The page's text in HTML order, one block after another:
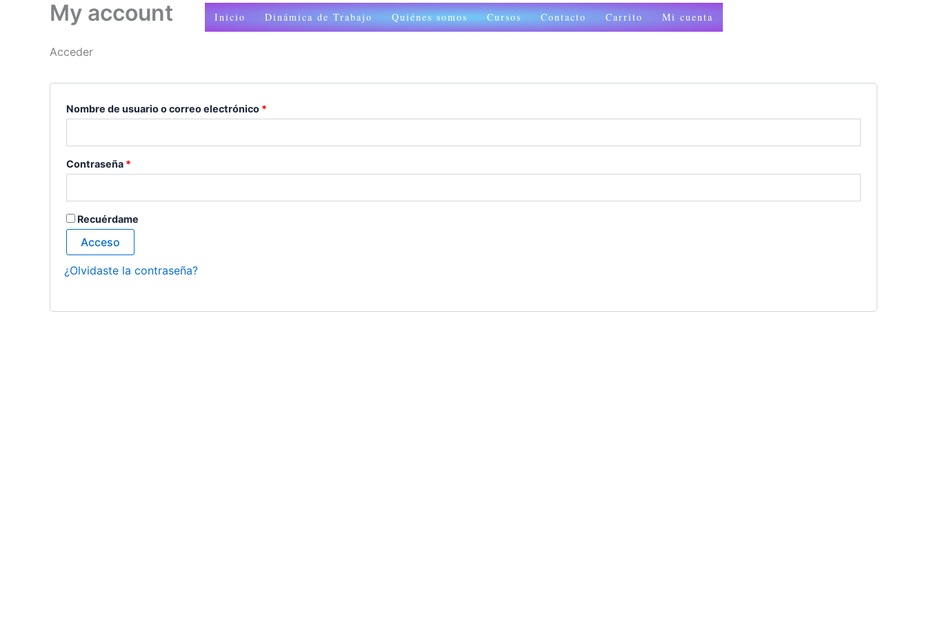
Inicio Dinámica de Trabajo Quiénes somos Cursos Contacto Carrito Mi cuenta
My account
Acceder
Nombre de usuario o correo electrónico *
Obligatorio
Contraseña *
Obligatorio
Recuérdame
Acceso
¿Olvidaste la contraseña?